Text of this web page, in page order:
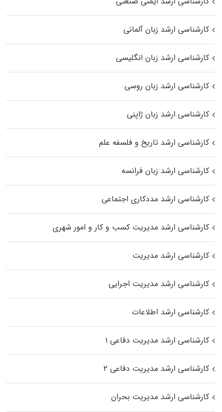
کارشناسی ارشد زبان آلمانی
کارشناسی ارشد زبان انگلیسی
کارشناسی ارشد زبان روسی
کارشناسی ارشد زبان ژاپنی
کارشناسی ارشد تاریخ و فلسفه علم
کارشناسی ارشد زبان فرانسه
کارشناسی ارشد مددکاری اجتماعی
کارشناسی ارشد مدیریت کسب و کار و امور شهری
کارشناسی ارشد مدیریت
کارشناسی ارشد مدیریت اجرایی
کارشناسی ارشد اطلاعات
کارشناسی ارشد مدیریت دفاعی ۱
کارشناسی ارشد مدیریت دفاعی ۲
کارشناسی ارشد مدیریت بحران